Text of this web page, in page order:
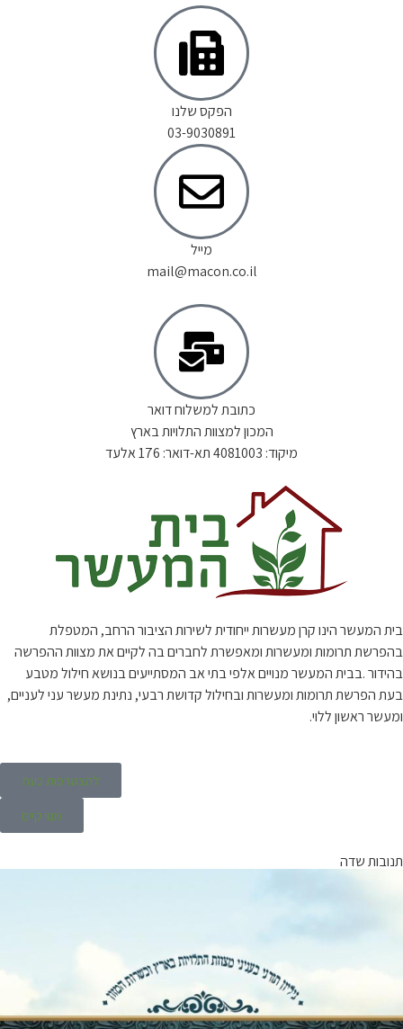
הפקס שלנו
03-9030891
מייל
mail@macon.co.il
כתובת למשלוח דואר
המכון למצוות התלויות בארץ
מיקוד: 4081003 תא-דואר: 176 אלעד
בית המעשר הינו קרן מעשרות ייחודית לשירות הציבור הרחב, המטפלת
בהפרשת תרומות ומעשרות ומאפשרת לחברים בה לקיים את מצוות ההפרשה
בהידור .בבית המעשר מנויים אלפי בתי אב המסתייעים בנושא חילול מטבע
בעת הפרשת תרומות ומעשרות ובחילול קדושת רבעי, נתינת מעשר עני לעניים,
ומעשר ראשון ללוי.
להצטרפות כעת
מנוי קיים
תנובות שדה